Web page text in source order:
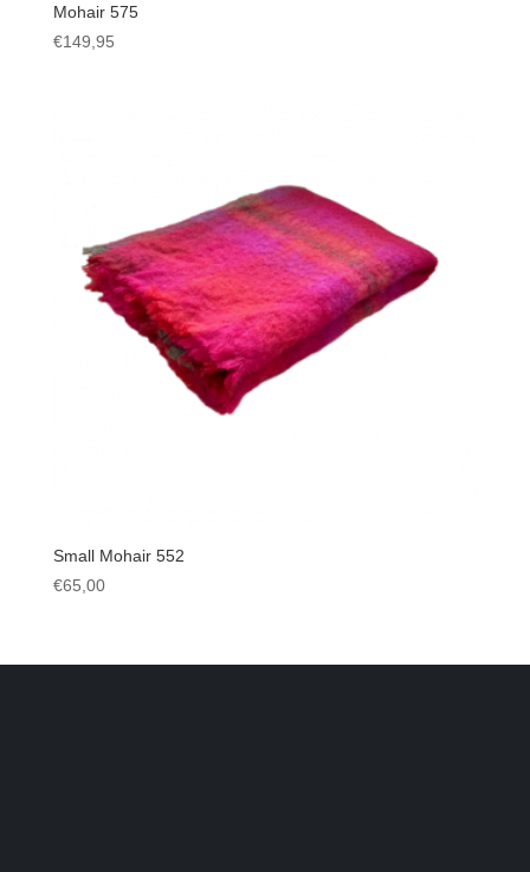
Mohair 575
€149,95
Small Mohair 552
€65,00